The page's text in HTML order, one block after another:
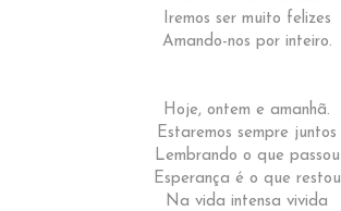
Iremos ser muito felizes
Amando-nos por inteiro.
Hoje, ontem e amanhã.
Estaremos sempre juntos
Lembrando o que passou
Esperança é o que restou
Na vida intensa vivida